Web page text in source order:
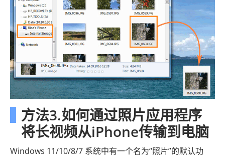
方法3.如何通过照片应用程序
将长视频从iPhone传输到电脑
Windows 11/10/8/7 系统中有一个名为“照片”的默认功